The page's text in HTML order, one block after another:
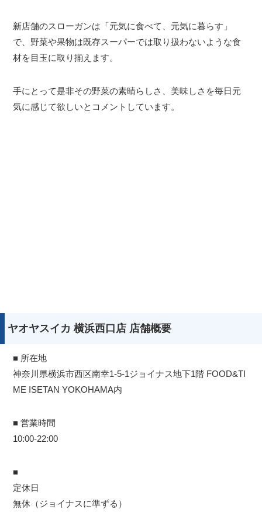
新店舗のスローガンは「元気に食べて、元気に暮らす」
で、野菜や果物は既存スーパーでは取り扱わないような食
材を目玉に取り揃えます。
手にとって是非その野菜の素晴らしさ、美味しさを毎日元
気に感じて欲しいとコメントしています。
ヤオヤスイカ 横浜西口店 店舗概要
■ 所在地
神奈川県横浜市西区南幸1-5-1ジョイナス地下1階 FOOD&TI
ME ISETAN YOKOHAMA内
■ 営業時間
10:00-22:00
■
定休日
無休（ジョイナスに準ずる）